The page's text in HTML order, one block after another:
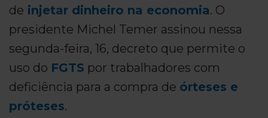
de injetar dinheiro na economia. O
presidente Michel Temer assinou nessa
segunda-feira, 16, decreto que permite o
uso do FGTS por trabalhadores com
deficiência para a compra de órteses e
próteses.